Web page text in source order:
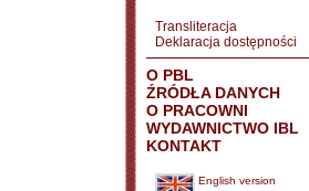
Transliteracja
Deklaracja dostępności
O PBL
ŹRÓDŁA DANYCH
O PRACOWNI
WYDAWNICTWO IBL
KONTAKT
English version